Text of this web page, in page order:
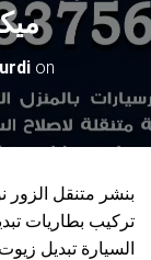
on
بنشر متنقل الزور
تركيب بطاريات
السيارة تبديل